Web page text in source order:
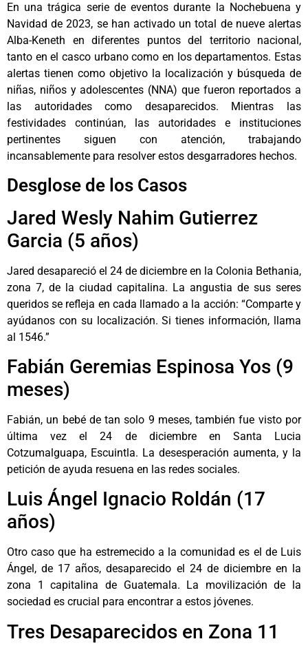
En una trágica serie de eventos durante la Nochebuena y
Navidad de 2023, se han activado un total de nueve alertas
Alba-Keneth en diferentes puntos del territorio nacional,
tanto en el casco urbano como en los departamentos. Estas
alertas tienen como objetivo la localización y búsqueda de
niñas, niños y adolescentes (NNA) que fueron reportados a
las autoridades como desaparecidos. Mientras las
festividades continúan, las autoridades e instituciones
pertinentes siguen con atención, trabajando
incansablemente para resolver estos desgarradores hechos.
Desglose de los Casos
Jared Wesly Nahim Gutierrez
Garcia (5 años)
Jared desapareció el 24 de diciembre en la Colonia Bethania,
zona 7, de la ciudad capitalina. La angustia de sus seres
queridos se refleja en cada llamado a la acción: “Comparte y
ayúdanos con su localización. Si tienes información, llama
al 1546.”
Fabián Geremias Espinosa Yos (9
meses)
Fabián, un bebé de tan solo 9 meses, también fue visto por
última vez el 24 de diciembre en Santa Lucia
Cotzumalguapa, Escuintla. La desesperación aumenta, y la
petición de ayuda resuena en las redes sociales.
Luis Ángel Ignacio Roldán (17
años)
Otro caso que ha estremecido a la comunidad es el de Luis
Ángel, de 17 años, desaparecido el 24 de diciembre en la
zona 1 capitalina de Guatemala. La movilización de la
sociedad es crucial para encontrar a estos jóvenes.
Tres Desaparecidos en Zona 11